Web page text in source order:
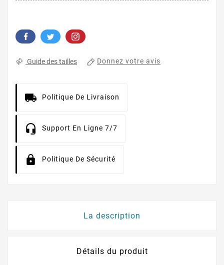
Guide des tailles Donnez votre avis
Politique De Livraison
Support En Ligne 7/7
Politique De Sécurité
La description
Détails du produit